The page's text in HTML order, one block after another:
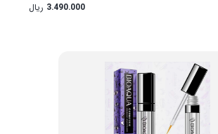
3.490.000 ریال